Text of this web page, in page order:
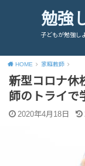
勉強
子どもが勉強し
HOME 家庭教師
新型コロナ休
師のトライで
2020年4月18日